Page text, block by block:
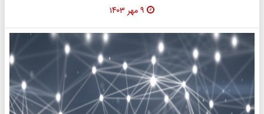
۹ مهر ۱۴۰۳